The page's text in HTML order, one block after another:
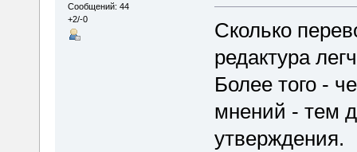
Сообщений: 44
+2/-0
Сколько
редактура
Более того -
мнений - тем
утверждения.